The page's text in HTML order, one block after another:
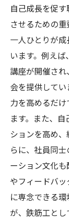
自己成長を促
させるための
一人ひとりが
います。例え
講座が開催さ
会を提供して
力を高めるだ
ます。また、
ションを高め
らに、社員同
ーション文化
やフィードバ
に専念できる
が、鉄筋工と